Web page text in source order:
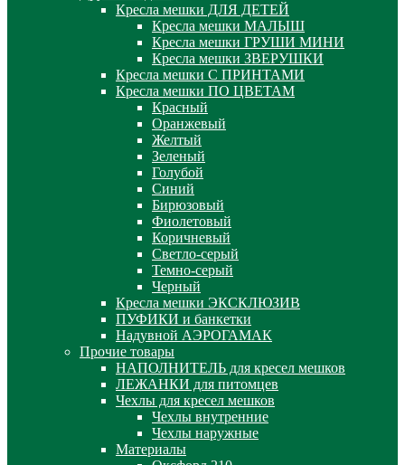
Кресла мешки ДЛЯ ДЕТЕЙ
Кресла мешки МАЛЫШ
Кресла мешки ГРУШИ МИНИ
Кресла мешки ЗВЕРУШКИ
Кресла мешки С ПРИНТАМИ
Кресла мешки ПО ЦВЕТАМ
Красный
Оранжевый
Желтый
Зеленый
Голубой
Синий
Бирюзовый
Фиолетовый
Коричневый
Светло-серый
Темно-серый
Черный
Кресла мешки ЭКСКЛЮЗИВ
ПУФИКИ и банкетки
Надувной АЭРОГАМАК
Прочие товары
НАПОЛНИТЕЛЬ для кресел мешков
ЛЕЖАНКИ для питомцев
Чехлы для кресел мешков
Чехлы внутренние
Чехлы наружные
Материалы